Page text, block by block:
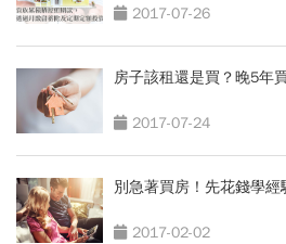
2017-07-26
房子該租還是買？晚5年
2017-07-24
別急著買房！先花錢學經
2017-02-02